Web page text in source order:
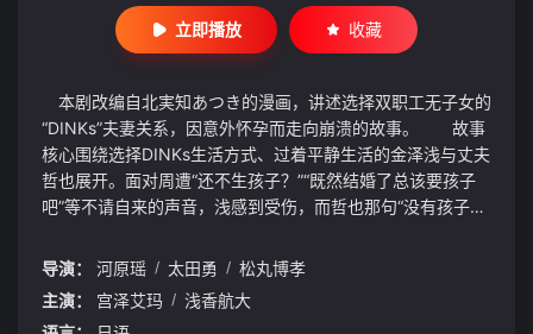
立即播放 收藏
本剧改编自北実知あつき的漫画，讲述选择双职工无子女的
“DINKs”夫妻关系，因意外怀孕而走向崩溃的故事。 故事
核心围绕选择DINKs生活方式、过着平静生活的金泽浅与丈夫
哲也展开。面对周遭“还不生孩子？”“既然结婚了总该要孩子
吧”等不请自来的声音，浅感到受伤，而哲也那句“没有孩子也
塌。曾深信不疑的哲也笑容背后，隐藏着在避孕工具上动手脚
导演： 河原瑶 / 太田勇 / 松丸博孝
主演：
宫泽艾玛 / 浅香航大